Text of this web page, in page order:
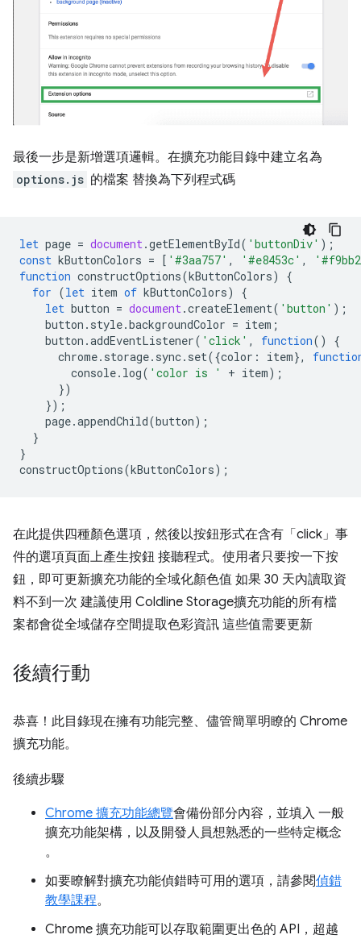
最後一步是新增選項邏輯。在擴充功能目錄中建立名為
options.js 的檔案 替換為下列程式碼
let page = document.getElementById( 'buttonDiv' );
const kButtonColors = [ '#3aa757' , '#e8453c' ,
function constructOptions(kButtonColors)
{
for (let item of kButtonColors)
{
let button = document.createElement( 'button' );
button . style.backgroundColor = item ;
button .addEventListener( 'click' , function()
{
chrome. storage. sync. set({color : item},
console. log( 'color is ' + item);
})
});
page.appendChild(button);
}
}
constructOptions(kButtonColors);
在此提供四種顏色選項，然後以按鈕形式在含有「click」事
件的選項頁面上產生按鈕 接聽程式。使用者只要按一下按
鈕，即可更新擴充功能的全域化顏色值 如果 30 天內讀取資
料不到一次 建議使用 Coldline Storage擴充功能的所有檔
案都會從全域儲存空間提取色彩資訊 這些值需要更新
後續行動
恭喜！此目錄現在擁有功能完整、儘管簡單明瞭的 Chrome
擴充功能。
後續步驟
Chrome 擴充功能總覽會備份部分內容，並填入 一般
擴充功能架構，以及開發人員想熟悉的一些特定概念
。
如要瞭解對擴充功能偵錯時可用的選項，請參閱偵錯
教學課程。
Chrome 擴充功能可以存取範圍更出色的 API，超越